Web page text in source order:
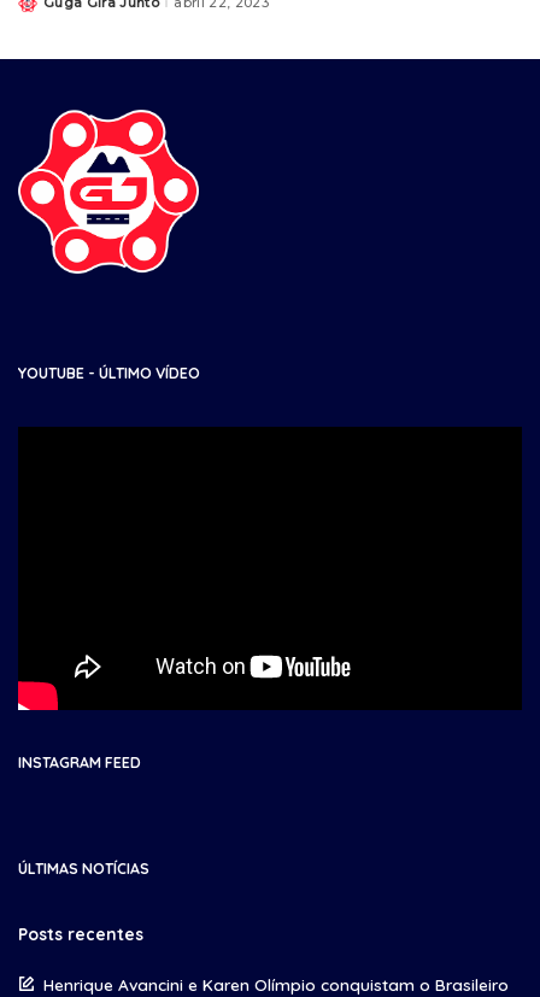
YOUTUBE - ÚLTIMO VÍDEO
INSTAGRAM FEED
ÚLTIMAS NOTÍCIAS
Posts recentes
Henrique Avancini e Karen Olímpio conquistam o Brasileiro